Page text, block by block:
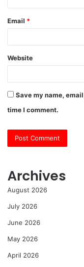
Email *
Website
Save my name,
time I comment.
Archives
August 2026
July 2026
June 2026
May 2026
April 2026